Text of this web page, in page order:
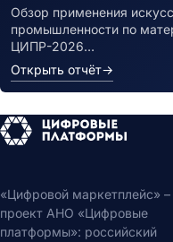
Обзор применения
промышленности по
ЦИПР-2026…
Открыть отчёт→
«Цифровой маркетплейс» –
проект АНО «Цифровые
платформы»: российский